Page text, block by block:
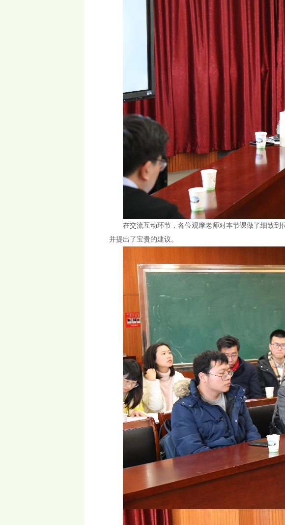
在交流互动环节，各位观摩老师对本节课做了细致
并提出了宝贵的建议。